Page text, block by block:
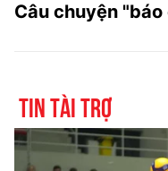
Câu chuyện